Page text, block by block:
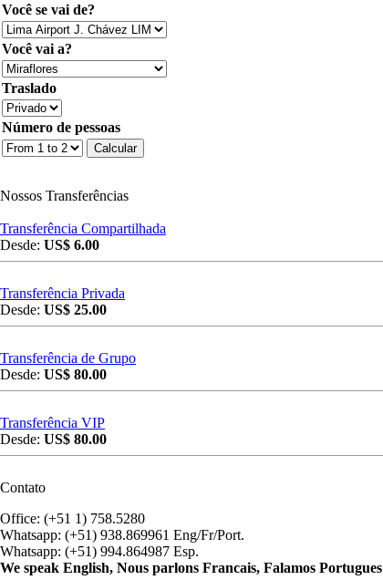
Você se vai de?
Você vai a?
Traslado
Número de pessoas
Nossos Transferências
Transferência Compartilhada
Desde: US$ 6.00
Transferência Privada
Desde: US$ 25.00
Transferência de Grupo
Desde: US$ 80.00
Transferência VIP
Desde: US$ 80.00
Contato
Office: (+51 1) 758.5280
Whatsapp: (+51) 938.869961 Eng/Fr/Port.
Whatsapp: (+51) 994.864987 Esp.
We speak English, Nous parlons Francais, Falamos Portugues